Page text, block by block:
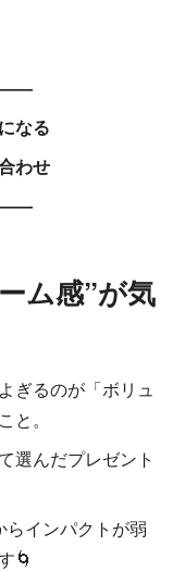
なる
わせ
ム感”が気
ぎるのが「ボリュ
。
選んだプレゼント
インパクトが弱
🌀